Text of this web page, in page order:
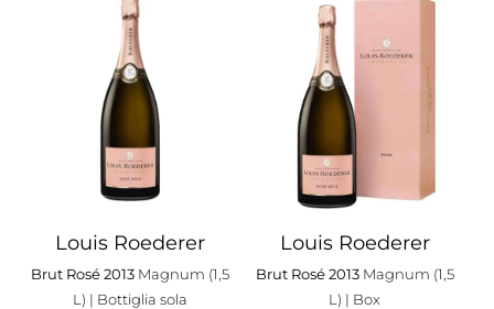
Louis Roederer
Brut Rosé 2013Magnum (1,5
L) | Bottiglia sola
Louis Roederer
Brut Rosé 2013Magnum (1,5
L) | Box